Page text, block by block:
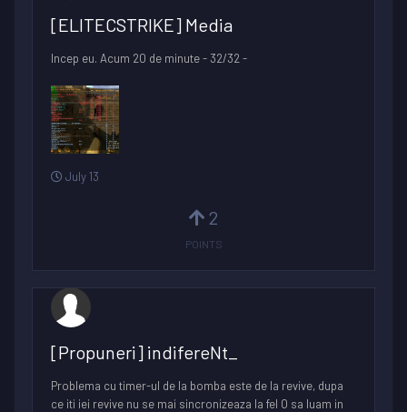
[ELITECSTRIKE] Media
Incep eu. Acum 20 de minute - 32/32 -
July 13
2
POINTS
[Propuneri] indifereNt_
Problema cu timer-ul de la bomba este de la revive, dupa
ce iti iei revive nu se mai sincronizeaza la fel O sa luam in